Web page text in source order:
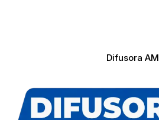
Difusora AM